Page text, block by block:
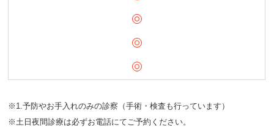
※1.予防やお手入れのみの診察（手術・検査も行っています）
※土日夜間診療は必ずお電話にてご予約ください。